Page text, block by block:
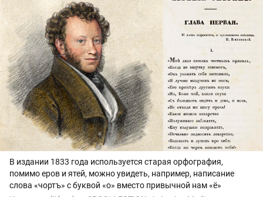
В издании 1833 года используется старая орфография,
помимо еров и ятей, можно увидеть, например, написание
слова «чортъ» с буквой «о» вместо привычной нам «ё»